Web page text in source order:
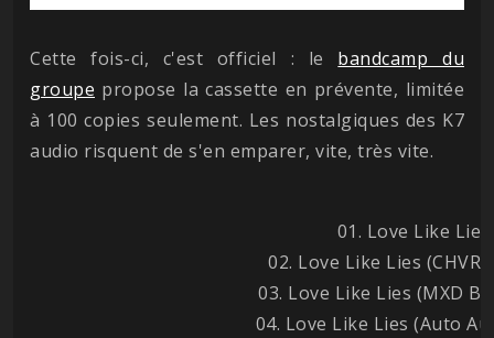
Cette fois-ci, c'est officiel : le bandcamp du
groupe propose la cassette en prévente, limitée
à 100 copies seulement. Les nostalgiques des K7
audio risquent de s'en emparer, vite, très vite.
01. Love Like Lies
02. Love Like Lies
03. Love Like Lies (MXD
04. Love Like Lies (Auto